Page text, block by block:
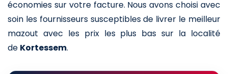
économies sur votre facture. Nous avons choisi avec
soin les fournisseurs susceptibles de livrer le meilleur
mazout avec les prix les plus bas sur la localité
de Kortessem.